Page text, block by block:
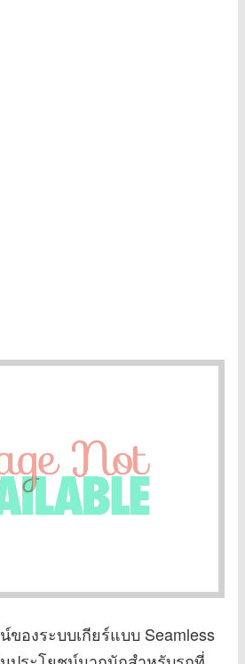
ของระบบเกียร์แบบ Seamless